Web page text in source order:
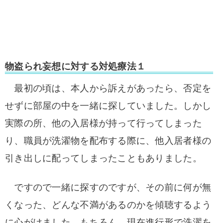
物盗られ妄想に対する対処療法１
最初の頃は、本人から訴えがあったら、否定を
せずに部屋の中を一緒に探していました。しかし
実際の所、他の入居様が持って行ってしまった
り、職員が洗濯物を配布する際に、他入居者様の
引き出しに配ってしまったこともありました。
ですので一緒に探すのですが、その前に何が無
くなった、どんな不満があるのかを傾聴するよう